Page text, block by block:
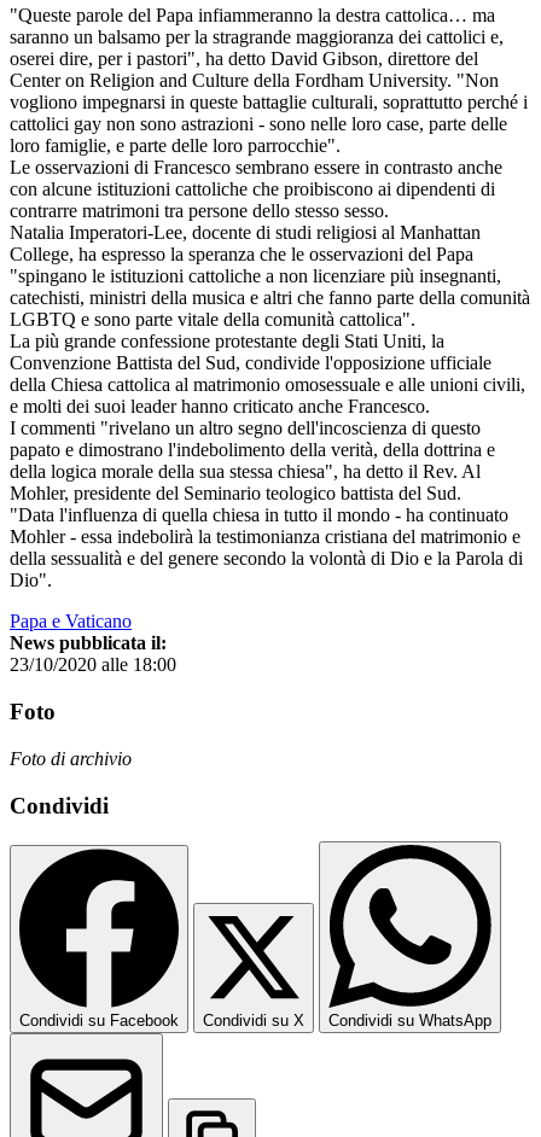
"Queste parole del Papa infiammeranno la destra cattolica… ma
saranno un balsamo per la stragrande maggioranza dei cattolici e,
oserei dire, per i pastori", ha detto David Gibson, direttore del
Center on Religion and Culture della Fordham University. "Non
vogliono impegnarsi in queste battaglie culturali, soprattutto perché i
cattolici gay non sono astrazioni - sono nelle loro case, parte delle
loro famiglie, e parte delle loro parrocchie".
Le osservazioni di Francesco sembrano essere in contrasto anche
con alcune istituzioni cattoliche che proibiscono ai dipendenti di
contrarre matrimoni tra persone dello stesso sesso.
Natalia Imperatori-Lee, docente di studi religiosi al Manhattan
College, ha espresso la speranza che le osservazioni del Papa
"spingano le istituzioni cattoliche a non licenziare più insegnanti,
catechisti, ministri della musica e altri che fanno parte della comunità
LGBTQ e sono parte vitale della comunità cattolica".
La più grande confessione protestante degli Stati Uniti, la
Convenzione Battista del Sud, condivide l'opposizione ufficiale
della Chiesa cattolica al matrimonio omosessuale e alle unioni civili,
e molti dei suoi leader hanno criticato anche Francesco.
I commenti "rivelano un altro segno dell'incoscienza di questo
papato e dimostrano l'indebolimento della verità, della dottrina e
della logica morale della sua stessa chiesa", ha detto il Rev. Al
Mohler, presidente del Seminario teologico battista del Sud.
"Data l'influenza di quella chiesa in tutto il mondo - ha continuato
Mohler - essa indebolirà la testimonianza cristiana del matrimonio e
della sessualità e del genere secondo la volontà di Dio e la Parola di
Dio".
Papa e Vaticano
News pubblicata il:
23/10/2020 alle 18:00
Foto
Foto di archivio
Condividi
Condividi su Facebook Condividi su X Condividi su WhatsApp